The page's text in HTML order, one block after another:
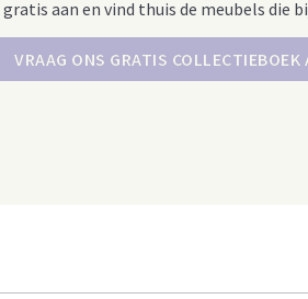
aan en vind thuis de meubels die
VRAAG ONS GRATIS COLLECTIEBOEK